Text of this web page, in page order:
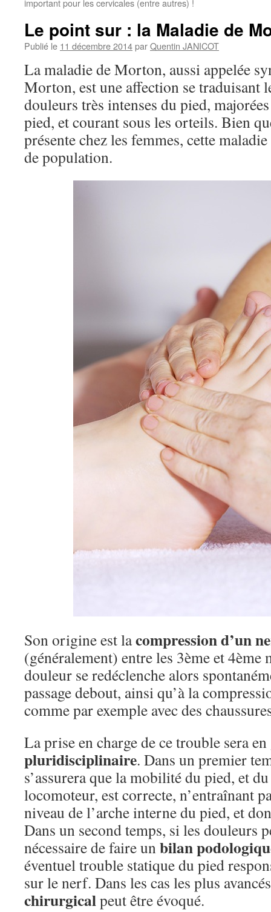
important pour les cervicales (entre autres) !
Le point sur : la Maladie de
Publié le 11 décembre 2014parQuentin JANICOT
La maladie de Morton, aussi appelée
Morton, est une affection se traduisant
douleurs très intenses du pied,
pied, et courant sous les orteils. Bien
présente chez les femmes, cette
de population.
Son origine est lacompression d’un
(généralement) entre les 3ème et 4ème
douleur se redéclenche alors
passage debout, ainsi qu’à la
comme par exemple avec des
La prise en charge de ce trouble sera
pluridisciplinaire. Dans un premier
s’assurera que la mobilité du pied, et
locomoteur, est correcte, n’entraînant
niveau de l’arche interne du pied, et
Dans un second temps, si les douleurs
nécessaire de faire unbilan
éventuel trouble statique du pied
sur le nerf. Dans les cas les plus
chirurgicalpeut être évoqué.